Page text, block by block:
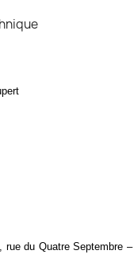
du Quatre Septembre –